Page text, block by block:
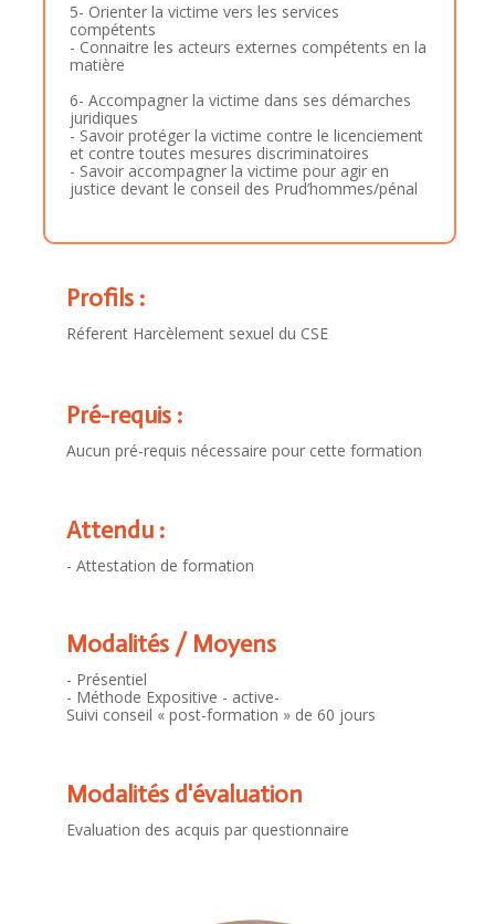
5- Orienter la victime vers les services
compétents
- Connaitre les acteurs externes compétents en la
matière
6- Accompagner la victime dans ses démarches
juridiques
- Savoir protéger la victime contre le licenciement
et contre toutes mesures discriminatoires
- Savoir accompagner la victime pour agir en
justice devant le conseil des Prud’hommes/pénal
Profils :
Réferent Harcèlement sexuel du CSE
Pré-requis :
Aucun pré-requis nécessaire pour cette formation
Attendu :
- Attestation de formation
Modalités / Moyens
- Présentiel
- Méthode Expositive - active-
Suivi conseil « post-formation » de 60 jours
Modalités d'évaluation
Evaluation des acquis par questionnaire